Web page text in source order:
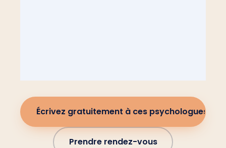
Écrivez gratuitement à ces psychologues
Prendre rendez-vous